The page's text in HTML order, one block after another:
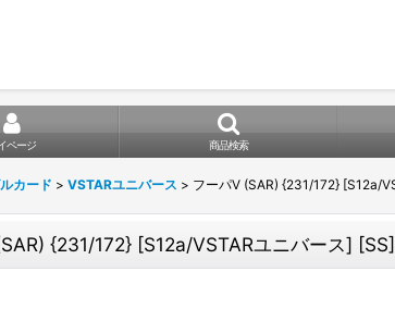
ページ 商品検索
カード > VSTARユニバース > フーパV (SAR) {231/172} [S12a/
{231/172} [S12a/VSTARユニバース] [SS]